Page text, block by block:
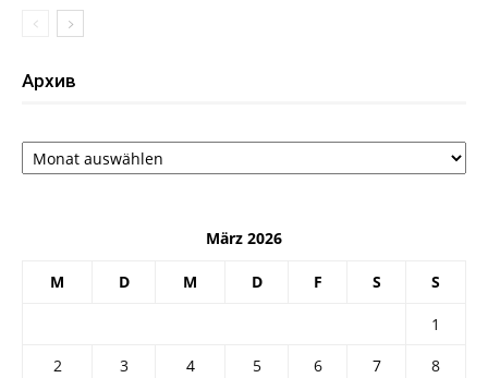
Архив
Архив
März 2026
M D M D F S S
1
2
3 4 5 6 7
8